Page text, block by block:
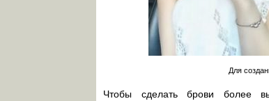
Для
Чтобы сделать брови более